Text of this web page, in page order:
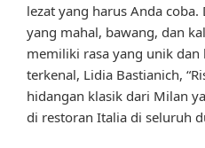
lezat yang harus Anda
yang mahal, bawang, dan
memiliki rasa yang unik
terkenal, Lidia Bastianich,
hidangan klasik dari Milan
di restoran Italia di seluruh